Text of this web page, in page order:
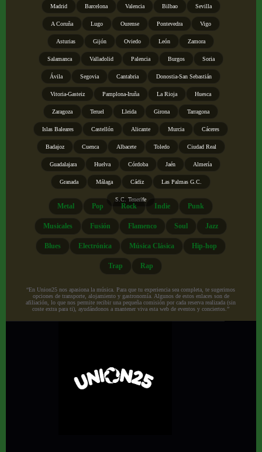
Madrid Barcelona Valencia Bilbao Sevilla
A Coruña Lugo Ourense Pontevedra Vigo
Asturias Gijón Oviedo León Zamora
Salamanca Valladolid Palencia Burgos Soria
Ávila Segovia Cantabria Donostia-San Sebastián
Vitoria-Gasteiz Pamplona-Iruña La Rioja Huesca
Zaragoza Teruel Lleida Girona Tarragona
Islas Baleares Castellón Alicante Murcia Cáceres
Badajoz Cuenca Albacete Toledo Ciudad Real
Guadalajara Huelva Córdoba Jaén Almería
Granada Málaga Cádiz Las Palmas G.C.
S.C. Tenerife
Metal Pop Rock Indie Punk
Musicales Fusión Flamenco Soul Jazz
Blues Electrónica Música Clásica Hip-hop
Trap Rap
“En Union25 nos apasiona la música. Para que tu experiencia sea completa, te sugerimos
opciones de transporte, alojamiento y gastronomía. Algunos de estos enlaces son de
afiliación, lo que nos permite recibir una pequeña comisión por cada reserva realizada (sin
coste extra para ti), ayudándonos a mantener viva esta web de eventos y conciertos.”